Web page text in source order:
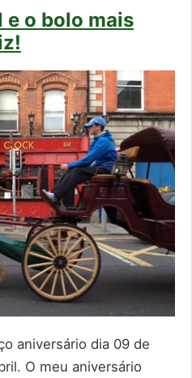
o bolo mais
aniversário dia 09 de
O meu aniversário